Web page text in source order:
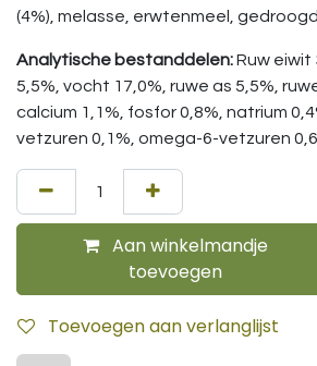
(4%), melasse, erwtenmeel,
Analytische bestanddelen:Ruw eiwit
5,5%, vocht 17,0%, ruwe as 5,5%,
calcium 1,1%, fosfor 0,8%, natrium
vetzuren 0,1%, omega-6-vetzuren
Aan winkelmandje
toevoegen
Toevoegen aan verlanglijst